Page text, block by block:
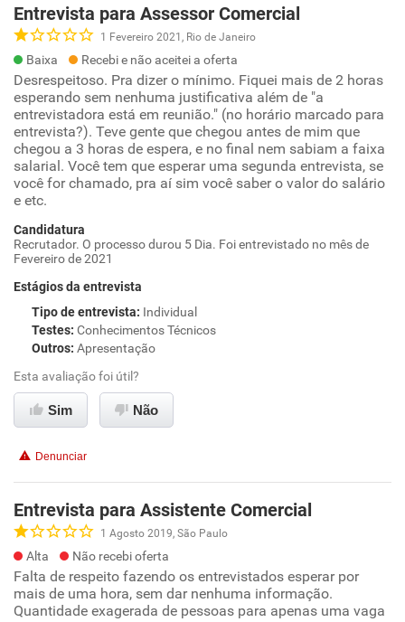
Entrevista para Assessor Comercial
1 Fevereiro 2021, Rio de Janeiro
Baixa Recebi e não aceitei a oferta
Desrespeitoso. Pra dizer o mínimo. Fiquei mais de 2 horas
esperando sem nenhuma justificativa além de "a
entrevistadora está em reunião." (no horário marcado para
entrevista?). Teve gente que chegou antes de mim que
chegou a 3 horas de espera, e no final nem sabiam a faixa
salarial. Você tem que esperar uma segunda entrevista, se
você for chamado, pra aí sim você saber o valor do salário
e etc.
Candidatura
Recrutador. O processo durou 5 Dia. Foi entrevistado no mês de
Fevereiro de 2021
Estágios da entrevista
Tipo de entrevista: Individual
Testes: Conhecimentos Técnicos
Outros: Apresentação
Esta avaliação foi útil?
Sim Não
Denunciar
Entrevista para Assistente Comercial
1 Agosto 2019, São Paulo
Alta Não recebi oferta
Falta de respeito fazendo os entrevistados esperar por
mais de uma hora, sem dar nenhuma informação.
Quantidade exagerada de pessoas para apenas uma vaga